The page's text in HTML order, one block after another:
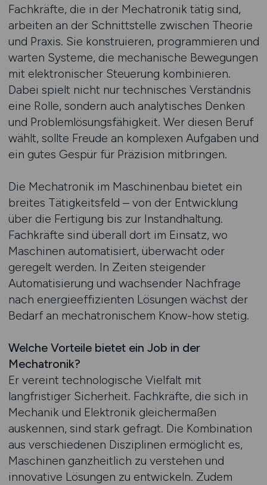
Fachkräfte, die in der Mechatronik tätig sind,
arbeiten an der Schnittstelle zwischen Theorie
und Praxis. Sie konstruieren, programmieren und
warten Systeme, die mechanische Bewegungen
mit elektronischer Steuerung kombinieren.
Dabei spielt nicht nur technisches Verständnis
eine Rolle, sondern auch analytisches Denken
und Problemlösungsfähigkeit. Wer diesen Beruf
wählt, sollte Freude an komplexen Aufgaben und
ein gutes Gespür für Präzision mitbringen.
Die Mechatronik im Maschinenbau bietet ein
breites Tätigkeitsfeld – von der Entwicklung
über die Fertigung bis zur Instandhaltung.
Fachkräfte sind überall dort im Einsatz, wo
Maschinen automatisiert, überwacht oder
geregelt werden. In Zeiten steigender
Automatisierung und wachsender Nachfrage
nach energieeffizienten Lösungen wächst der
Bedarf an mechatronischem Know-how stetig.
Welche Vorteile bietet ein Job in der
Mechatronik?
Er vereint technologische Vielfalt mit
langfristiger Sicherheit. Fachkräfte, die sich in
Mechanik und Elektronik gleichermaßen
auskennen, sind stark gefragt. Die Kombination
aus verschiedenen Disziplinen ermöglicht es,
Maschinen ganzheitlich zu verstehen und
innovative Lösungen zu entwickeln. Zudem